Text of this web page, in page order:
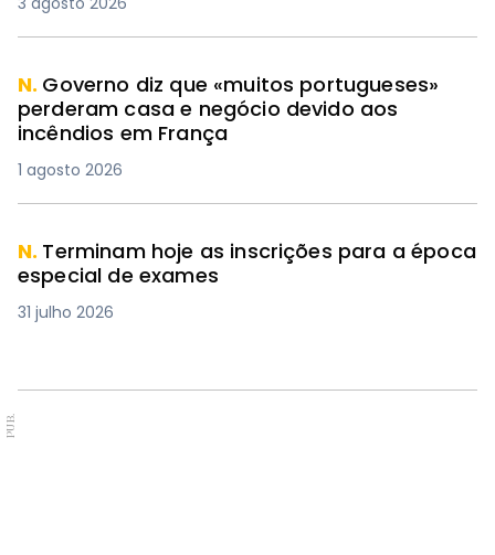
N. Governo diz que «muitos portugueses»
perderam casa e negócio devido aos
incêndios em França
1 agosto 2026
N. Terminam hoje as inscrições para a época
especial de exames
31 julho 2026
PUB.